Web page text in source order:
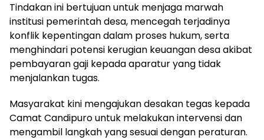
Tindakan ini bertujuan untuk menjaga marwah
institusi pemerintah desa, mencegah terjadinya
konflik kepentingan dalam proses hukum, serta
menghindari potensi kerugian keuangan desa akibat
pembayaran gaji kepada aparatur yang tidak
menjalankan tugas.
Masyarakat kini mengajukan desakan tegas kepada
Camat Candipuro untuk melakukan intervensi dan
mengambil langkah yang sesuai dengan peraturan.